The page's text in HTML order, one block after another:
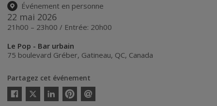
Événement en personne
22 mai 2026
21h00 – 23h00 / Entrée: 20h00
Le Pop - Bar urbain
75 boulevard Gréber, Gatineau, QC, Canada
Partagez cet événement
Twitter